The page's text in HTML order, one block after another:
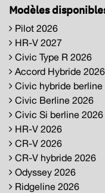
Modèles
Pilot 2026
HR-V 2027
Civic Type R 2026
Accord Hybride 2026
Civic hybride berline
Civic Berline 2026
Civic Si berline 2026
HR-V 2026
CR-V 2026
CR-V hybride 2026
Odyssey 2026
Ridgeline 2026